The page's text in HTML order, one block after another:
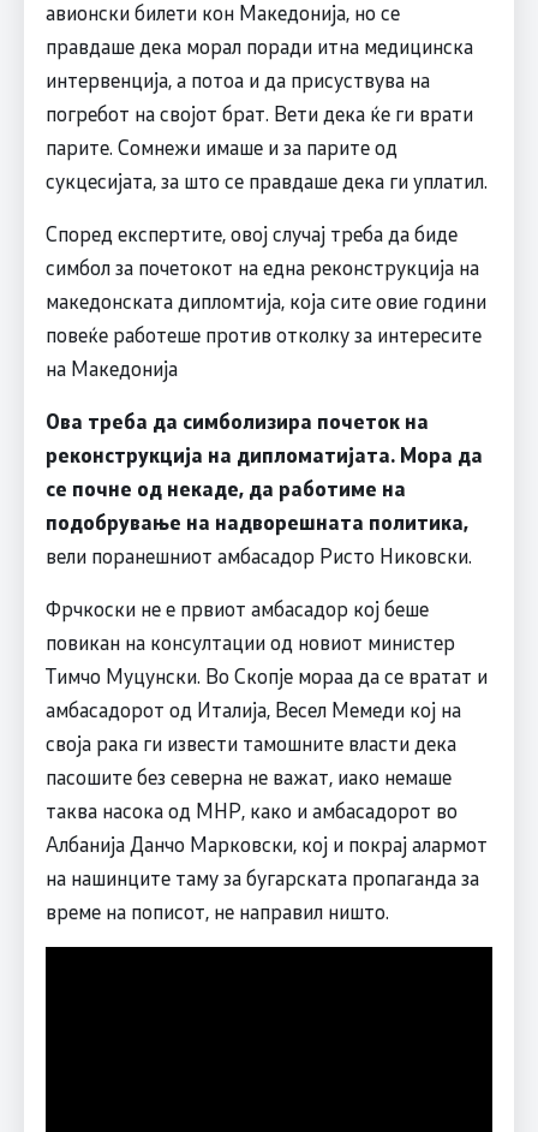
авионски билети кон Македонија, но се
правдаше дека морал поради итна медицинска
интервенција, а потоа и да присуствува на
погребот на својот брат. Вети дека ќе ги врати
парите. Сомнежи имаше и за парите од
сукцесијата, за што се правдаше дека ги уплатил.
Според експертите, овој случај треба да биде
симбол за почетокот на една реконструкција на
македонската дипломтија, која сите овие години
повеќе работеше против отколку за интересите
на Македонија
Ова треба да симболизира почеток на
реконструкција на дипломатијата. Мора да
се почне од некаде, да работиме на
подобрување на надворешната политика,
вели поранешниот амбасадор Ристо Никовски.
Фрчкоски не е првиот амбасадор кој беше
повикан на консултации од новиот министер
Тимчо Муцунски. Во Скопје мораа да се вратат и
амбасадорот од Италија, Весел Мемеди кој на
своја рака ги извести тамошните власти дека
пасошите без северна не важат, иако немаше
таква насока од МНР, како и амбасадорот во
Албанија Данчо Марковски, кој и покрај алармот
на нашинците таму за бугарската пропаганда за
време на пописот, не направил ништо.